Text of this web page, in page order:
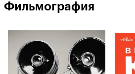
Фильмография